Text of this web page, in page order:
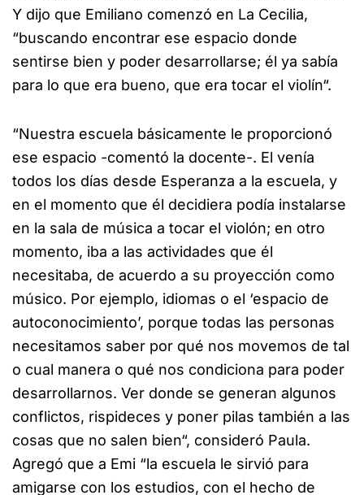
Y dijo que Emiliano comenzó en La Cecilia,
“buscando encontrar ese espacio donde
sentirse bien y poder desarrollarse; él ya sabía
para lo que era bueno, que era tocar el violín“.
“Nuestra escuela básicamente le proporcionó
ese espacio -comentó la docente-. El venía
todos los días desde Esperanza a la escuela, y
en el momento que él decidiera podía instalarse
en la sala de música a tocar el violón; en otro
momento, iba a las actividades que él
necesitaba, de acuerdo a su proyección como
músico. Por ejemplo, idiomas o el ‘espacio de
autoconocimiento’, porque todas las personas
necesitamos saber por qué nos movemos de tal
o cual manera o qué nos condiciona para poder
desarrollarnos. Ver donde se generan algunos
conflictos, rispideces y poner pilas también a las
cosas que no salen bien“, consideró Paula.
Agregó que a Emi “la escuela le sirvió para
amigarse con los estudios, con el hecho de